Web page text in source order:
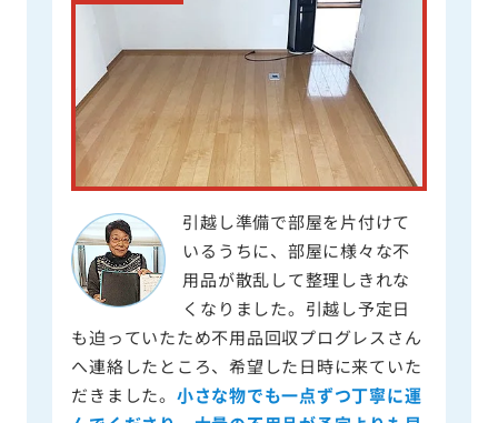
引越し準備で部屋を片付けて
いるうちに、部屋に様々な不
用品が散乱して整理しきれな
くなりました。引越し予定日
も迫っていたため不用品回収プログレスさん
へ連絡したところ、希望した日時に来ていた
だきました。 小さな物でも一点ずつ丁寧に運